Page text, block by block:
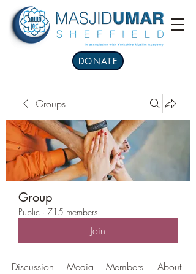
DONATE
Groups
Group
Public · 715 members
Join
Discussion Media Members About